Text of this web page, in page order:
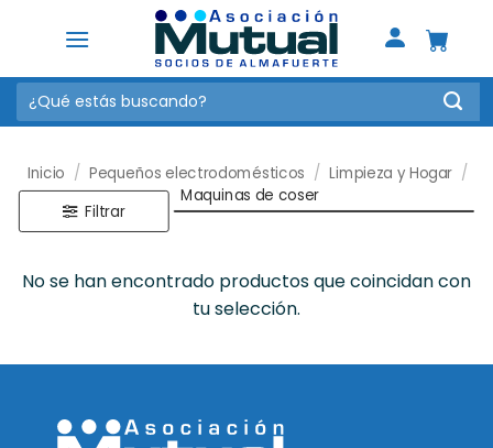
Buscar
por:
Inicio / Pequeños electrodomésticos / Limpieza y Hogar /
Maquinas de coser
Filtrar
No se han encontrado productos que coincidan con
tu selección.